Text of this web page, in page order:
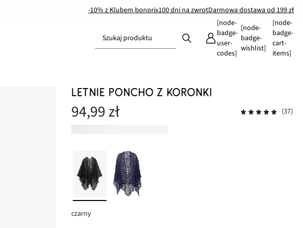
-10% z Klubem bonprix100 dni na zwrotDarmowa dostawa od 199 zł
Szukaj produktu
[node-
badge-
user-
codes]
[node-
badge-
wishlist]
[node-
badge-
cart-
items]
LETNIE PONCHO Z KORONKI
94,99 zł (37)
czarny